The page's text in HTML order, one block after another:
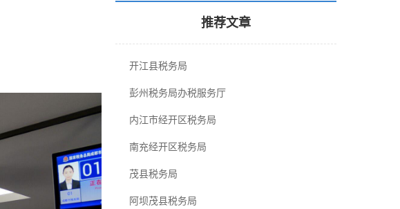
推荐文章
开江县税务局
彭州税务局办税服务厅
内江市经开区税务局
南充经开区税务局
茂县税务局
阿坝茂县税务局